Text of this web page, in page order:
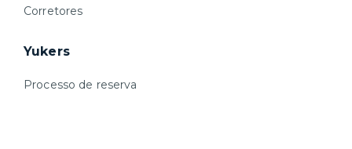
Corretores
Yukers
Processo de reserva